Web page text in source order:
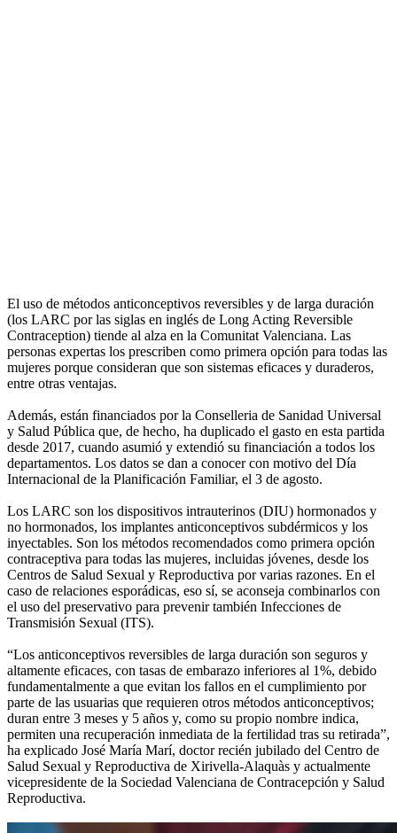
El uso de métodos anticonceptivos reversibles y de larga duración
(los LARC por las siglas en inglés de Long Acting Reversible
Contraception) tiende al alza en la Comunitat Valenciana. Las
personas expertas los prescriben como primera opción para todas las
mujeres porque consideran que son sistemas eficaces y duraderos,
entre otras ventajas.
Además, están financiados por la Conselleria de Sanidad Universal
y Salud Pública que, de hecho, ha duplicado el gasto en esta partida
desde 2017, cuando asumió y extendió su financiación a todos los
departamentos. Los datos se dan a conocer con motivo del Día
Internacional de la Planificación Familiar, el 3 de agosto.
Los LARC son los dispositivos intrauterinos (DIU) hormonados y
no hormonados, los implantes anticonceptivos subdérmicos y los
inyectables. Son los métodos recomendados como primera opción
contraceptiva para todas las mujeres, incluidas jóvenes, desde los
Centros de Salud Sexual y Reproductiva por varias razones. En el
caso de relaciones esporádicas, eso sí, se aconseja combinarlos con
el uso del preservativo para prevenir también Infecciones de
Transmisión Sexual (ITS).
“Los anticonceptivos reversibles de larga duración son seguros y
altamente eficaces, con tasas de embarazo inferiores al 1%, debido
fundamentalmente a que evitan los fallos en el cumplimiento por
parte de las usuarias que requieren otros métodos anticonceptivos;
duran entre 3 meses y 5 años y, como su propio nombre indica,
permiten una recuperación inmediata de la fertilidad tras su retirada”,
ha explicado José María Marí, doctor recién jubilado del Centro de
Salud Sexual y Reproductiva de Xirivella-Alaquàs y actualmente
vicepresidente de la Sociedad Valenciana de Contracepción y Salud
Reproductiva.